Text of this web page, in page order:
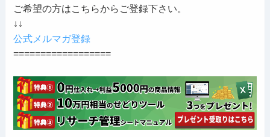
ご希望の方はこちらからご登録下さい。
↓↓
公式メルマガ登録
==================